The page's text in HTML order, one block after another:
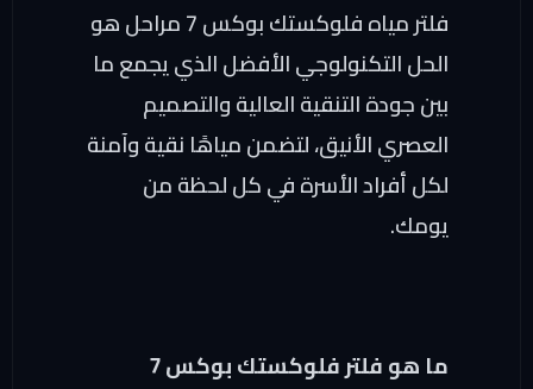
فلتر مياه فلوكستك بوكس 7 مراحل هو
الحل التكنولوجي الأفضل الذي يجمع ما
بين جودة التنقية العالية والتصميم
العصري الأنيق، لتضمن مياهًا نقية وآمنة
لكل أفراد الأسرة في كل لحظة من
يومك.
ما هو فلتر فلوكستك بوكس 7